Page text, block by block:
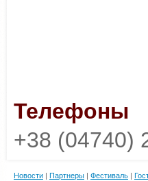
Телефоны
+38 (04740)
Новости | Партнеры | Фестиваль |